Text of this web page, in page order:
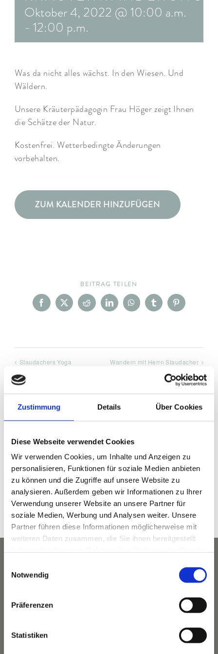
Zustimmung Details Über Cookies
Diese Webseite verwendet Cookies
Wir verwenden Cookies, um Inhalte und Anzeigen zu
personalisieren, Funktionen für soziale Medien anbieten
zu können und die Zugriffe auf unsere Website zu
analysieren. Außerdem geben wir Informationen zu Ihrer
Verwendung unserer Website an unsere Partner für
soziale Medien, Werbung und Analysen weiter. Unsere
Partner führen diese Informationen möglicherweise mit
weiteren Daten zusammen, die Sie ihnen bereitgestellt
Notwendig
Präferenzen
Statistiken
ARRANGEMENTS
WISSENSWERTES
Oktober 4, 2022 @ 10:00 a.m.
- 12:00 p.m.
Was da nicht alles wächst. In den Wiesen. Und
Wäldern.
Unsere Kräuterpädagogin Frau Höger zeigt Ihnen
die Schätze der Natur.
Kostenfrei. Wetterbedingte Änderungen
vorbehalten.
ZUM KALENDER HINZUFÜGEN
BEITRAG TEILEN
Facebook
X RedditLinkedInWhatsAppTumblrPinterest
Staudachers Yoga Wandern mit Herrn Staudacher
Oktober 4, 2022
Zeit:
10:00 a.m. - 12:00 p.m.
Veranstaltungskategorie: